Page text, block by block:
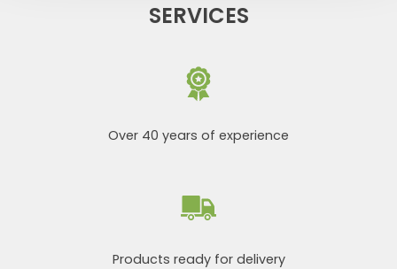
SERVICES
Over 40 years of experience
Products ready for delivery